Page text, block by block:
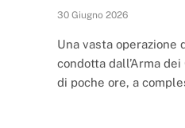
30 Giugno 2026
Una vasta
condotta dall’Arma
di poche ore, a